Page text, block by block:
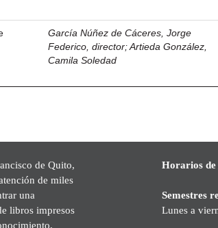
García Núñez de Cáceres, Jorge
Federico, director;Artieda González,
Camila Soledad
de Quito,
de miles
una
libros impresos
Horarios de
Semestres
Lunes a